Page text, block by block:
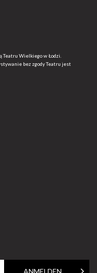
Wielkiego w Łodzi.
bez zgody Teatru jest